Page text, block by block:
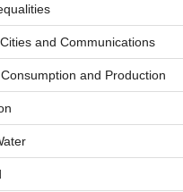
and Communications
and Production